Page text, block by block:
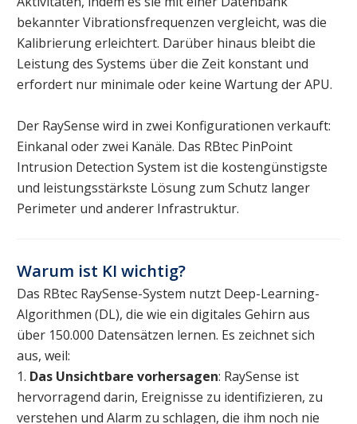
bekannter Vibrationsfrequenzen vergleicht, was die
Kalibrierung erleichtert. Darüber hinaus bleibt die
Leistung des Systems über die Zeit konstant und
erfordert nur minimale oder keine Wartung der APU.
Der RaySense wird in zwei Konfigurationen verkauft:
Einkanal oder zwei Kanäle. Das RBtec PinPoint
Intrusion Detection System ist die kostengünstigste
und leistungsstärkste Lösung zum Schutz langer
Perimeter und anderer Infrastruktur.
Warum ist KI wichtig?
Das RBtec RaySense-System nutzt Deep-Learning-
Algorithmen (DL), die wie ein digitales Gehirn aus
über 150.000 Datensätzen lernen. Es zeichnet sich
aus, weil:
1. Das Unsichtbare vorhersagen: RaySense ist
hervorragend darin, Ereignisse zu identifizieren, zu
verstehen und Alarm zu schlagen, die ihm noch nie